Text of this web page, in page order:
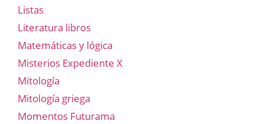
Listas
Literatura libros
Matemáticas y lógica
Misterios Expediente X
Mitología
Mitología griega
Momentos Futurama